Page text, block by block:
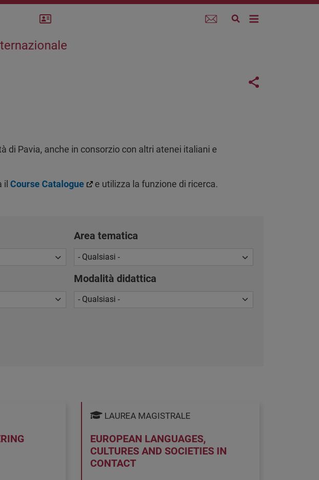
Webmail
Links
Share button
di Pavia, anche in consorzio con altri atenei italiani e
Course Catalogue e utilizza la funzione di ricerca.
Area tematica
Modalità didattica
LAUREA MAGISTRALE
EUROPEAN LANGUAGES,
CULTURES AND SOCIETIES IN
CONTACT